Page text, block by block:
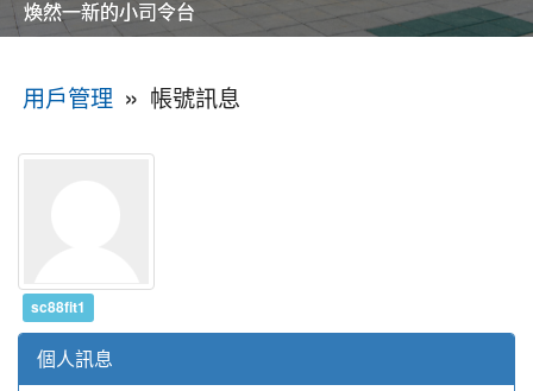
美麗的操場是我們活力的來源
美麗的操場是我們活力的來源
煥然一新的小司令台
煥然一新的小司令台
富含桃園埤塘田園風光意象的中廊
富含桃園埤塘田園風光意象的中廊
嶄新的中庭廣場
嶄新的中庭廣場
水生池生生不息
水生池生生不息
用戶管理 » 帳號訊息
sc88fit1
個人訊息